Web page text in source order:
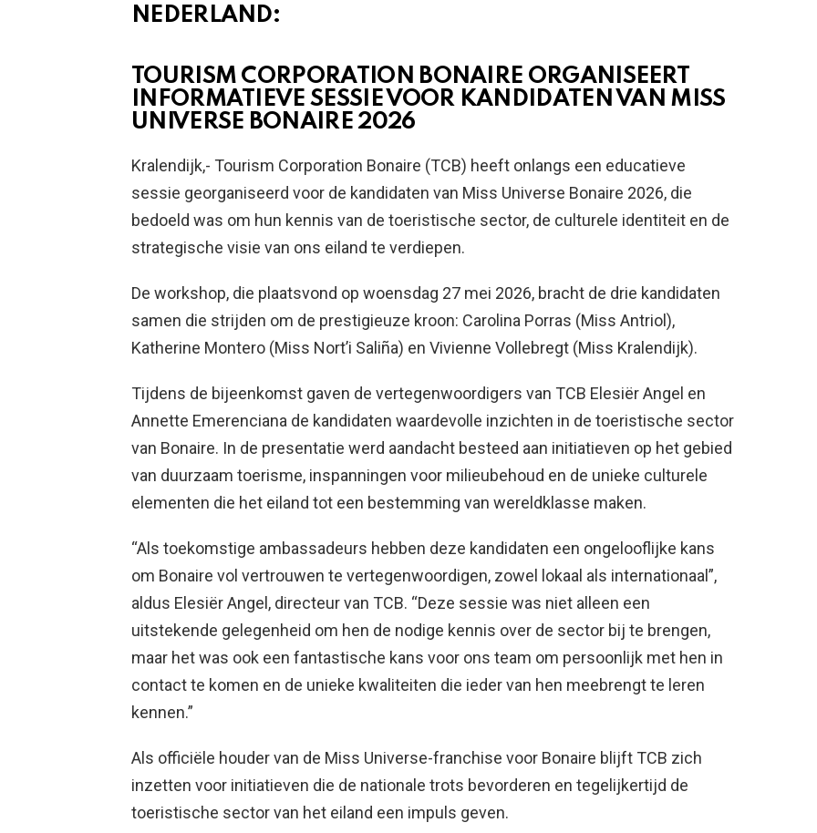
NEDERLAND:
TOURISM CORPORATION BONAIRE ORGANISEERT
INFORMATIEVE SESSIE VOOR KANDIDATEN VAN MISS
UNIVERSE BONAIRE 2026
Kralendijk,- Tourism Corporation Bonaire (TCB) heeft onlangs een educatieve
sessie georganiseerd voor de kandidaten van Miss Universe Bonaire 2026, die
bedoeld was om hun kennis van de toeristische sector, de culturele identiteit en de
strategische visie van ons eiland te verdiepen.
De workshop, die plaatsvond op woensdag 27 mei 2026, bracht de drie kandidaten
samen die strijden om de prestigieuze kroon: Carolina Porras (Miss Antriol),
Katherine Montero (Miss Nort’i Saliña) en Vivienne Vollebregt (Miss Kralendijk).
Tijdens de bijeenkomst gaven de vertegenwoordigers van TCB Elesiër Angel en
Annette Emerenciana de kandidaten waardevolle inzichten in de toeristische sector
van Bonaire. In de presentatie werd aandacht besteed aan initiatieven op het gebied
van duurzaam toerisme, inspanningen voor milieubehoud en de unieke culturele
elementen die het eiland tot een bestemming van wereldklasse maken.
“Als toekomstige ambassadeurs hebben deze kandidaten een ongelooflijke kans
om Bonaire vol vertrouwen te vertegenwoordigen, zowel lokaal als internationaal”,
aldus Elesiër Angel, directeur van TCB. “Deze sessie was niet alleen een
uitstekende gelegenheid om hen de nodige kennis over de sector bij te brengen,
maar het was ook een fantastische kans voor ons team om persoonlijk met hen in
contact te komen en de unieke kwaliteiten die ieder van hen meebrengt te leren
kennen.”
Als officiële houder van de Miss Universe-franchise voor Bonaire blijft TCB zich
inzetten voor initiatieven die de nationale trots bevorderen en tegelijkertijd de
toeristische sector van het eiland een impuls geven.